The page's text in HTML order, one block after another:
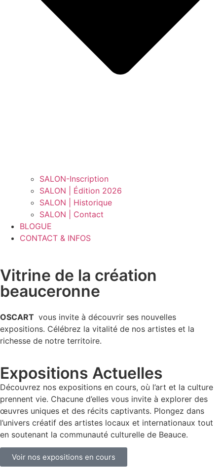
SALON-Inscription
SALON | Édition 2026
SALON | Historique
SALON | Contact
BLOGUE
CONTACT & INFOS
Vitrine de la création
beauceronne
OSCART vous invite à découvrir ses nouvelles
expositions. Célébrez la vitalité de nos artistes et la
richesse de notre territoire.
Expositions Actuelles
Découvrez nos expositions en cours, où l’art et la culture
prennent vie. Chacune d’elles vous invite à explorer des
œuvres uniques et des récits captivants. Plongez dans
l’univers créatif des artistes locaux et internationaux tout
en soutenant la communauté culturelle de Beauce.
Voir nos expositions en cours